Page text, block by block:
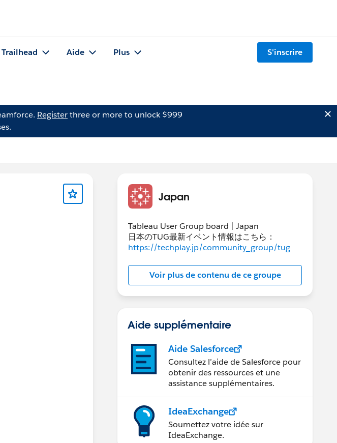
Trailhead Aide Plus S'inscrire
Registerthree or more to unlock $999
Japan
Tableau User Group board | Japan
日本のTUG最新イベント情報はこちら：
https://techplay.jp/community_group/tug
Voir plus de contenu de ce groupe
Aide supplémentaire
Aide Salesforce
Consultez l’aide de Salesforce pour
obtenir des ressources et une
assistance supplémentaires.
IdeaExchange
Soumettez votre idée sur
IdeaExchange.